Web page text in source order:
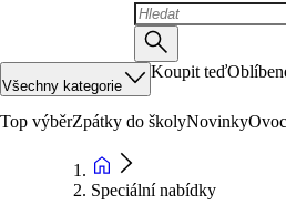
Všechny kategorie
Koupit teď
Top výběrZpátky do školyNovinky
Speciální nabídky